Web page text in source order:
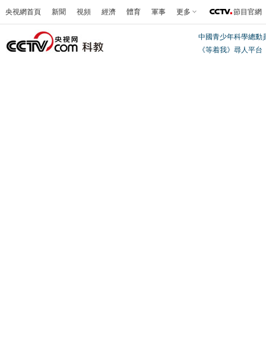
央視網首頁 新聞 視頻 經濟 體育 軍事 更多 節目官網
中國青少年科學總動
《等着我》尋人平台